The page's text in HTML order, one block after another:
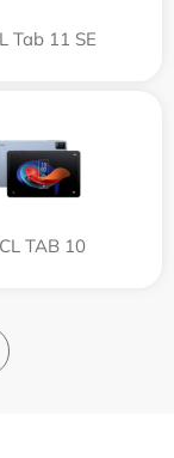
Tab 11 SE
TAB 10